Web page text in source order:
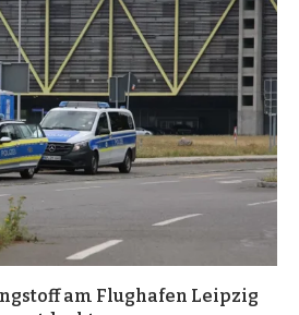
am Flughafen Leipzig